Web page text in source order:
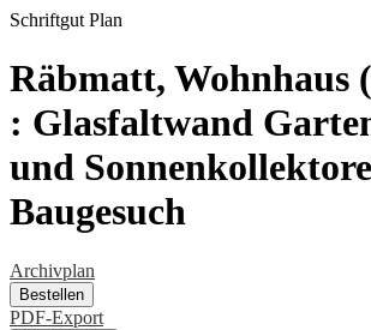
Schriftgut Plan
Räbmatt, Wohnhaus
: Glasfaltwand
und
Baugesuch
Archivplan
Bestellen
PDF-Export